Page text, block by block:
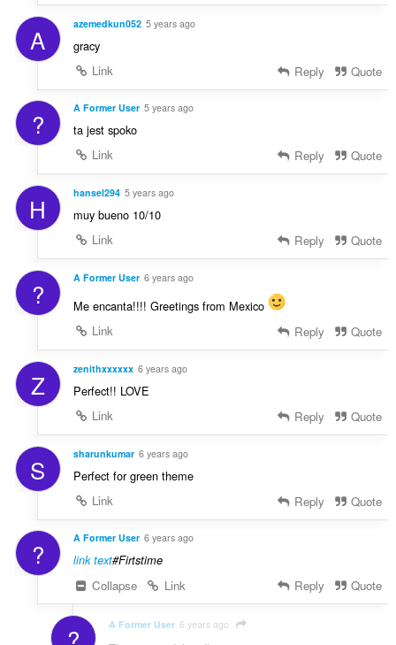
A azemedkun052 5 years ago
gracy
Link
Reply Quote
? A Former User 5 years ago
ta jest spoko
Link
Reply Quote
H hansel294 5 years ago
muy bueno 10/10
Link
Reply Quote
? A Former User 6 years ago
Me encanta!!!! Greetings from Mexico
Link
Reply Quote
Z zenithxxxxxx 6 years ago
Perfect!! LOVE
Link
Reply Quote
S sharunkumar 6 years ago
Perfect for green theme
Link
Reply Quote
? A Former User 6 years ago
link text#Firtstime
Collapse Link Reply Quote
A Former User 6 years ago